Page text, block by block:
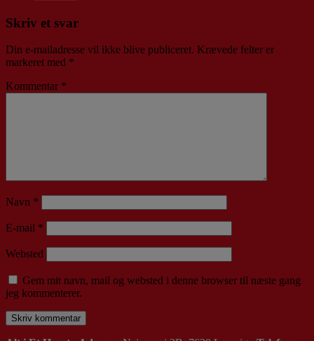
Skriv et svar
Din e-mailadresse vil ikke blive publiceret. Krævede felter er
markeret med *
Kommentar *
Navn *
E-mail *
Websted
Gem mit navn, mail og websted i denne browser til næste gang
jeg kommenterer.